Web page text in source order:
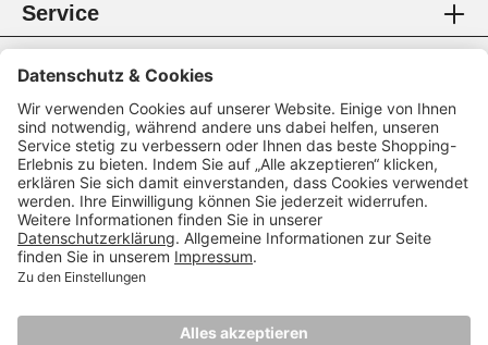
Service
Information
Rechtliches
Zahlungsmethoden
Zertifikate
Folgen Sie uns